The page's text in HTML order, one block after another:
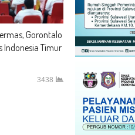
Gorontalo
Indonesia Timur
3438